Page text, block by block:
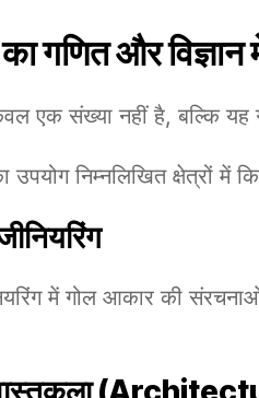
का गणित और विज्ञान
एक संख्या नहीं है, बल्कि यह
उपयोग निम्नलिखित क्षेत्रों में
में गोल आकार की